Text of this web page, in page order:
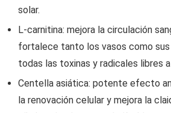
solar.
L-carnitina: mejora la circulación
fortalece tanto los vasos como sus
todas las toxinas y radicales libres
Centella asiática: potente efecto
la renovación celular y mejora la